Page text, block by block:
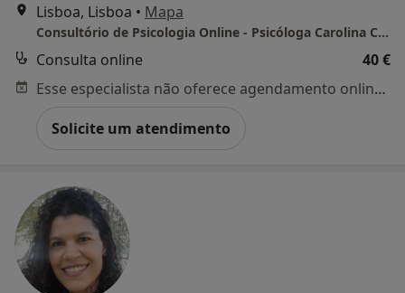
Lisboa, Lisboa • Mapa
Consultório de Psicologia Online - Psicóloga Carolina Cornara
Consulta online
40 €
Esse especialista não oferece agendamento online para esse endereço.
Solicite um atendimento